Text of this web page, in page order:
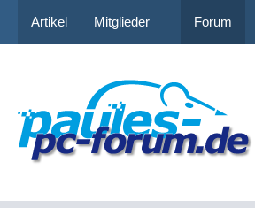
Artikel Mitglieder Forum